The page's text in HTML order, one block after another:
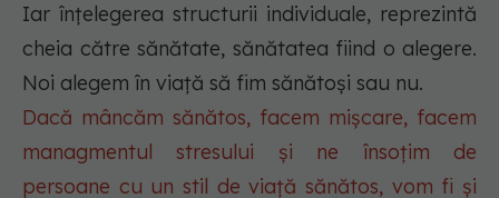
Iar înțelegerea structurii individuale, reprezintă
cheia către sănătate, sănătatea fiind o alegere.
Noi alegem în viață să fim sănătoși sau nu.
Dacă mâncăm sănătos, facem mișcare, facem
managmentul stresului și ne însoțim de
persoane cu un stil de viață sănătos, vom fi și